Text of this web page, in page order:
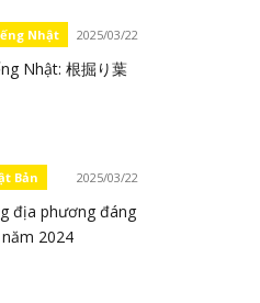
Nhật 2025/03/22
Nhật: 根掘り葉
Bản 2025/03/22
địa phương đáng
2024